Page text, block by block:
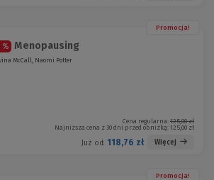
Promocja!
% Menopausing
McCall, Naomi Potter
Cena regularna: 125,00 zł
Najniższa cena z 30 dni przed obniżką: 125,00 zł
Już od: 118,76 zł Więcej
Promocja!